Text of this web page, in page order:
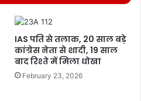
IAS पति से तलाक, 20 साल बड़े
कांग्रेस नेता से शादी, 19 साल
बाद रिश्ते में मिला धोखा
February 23, 2026